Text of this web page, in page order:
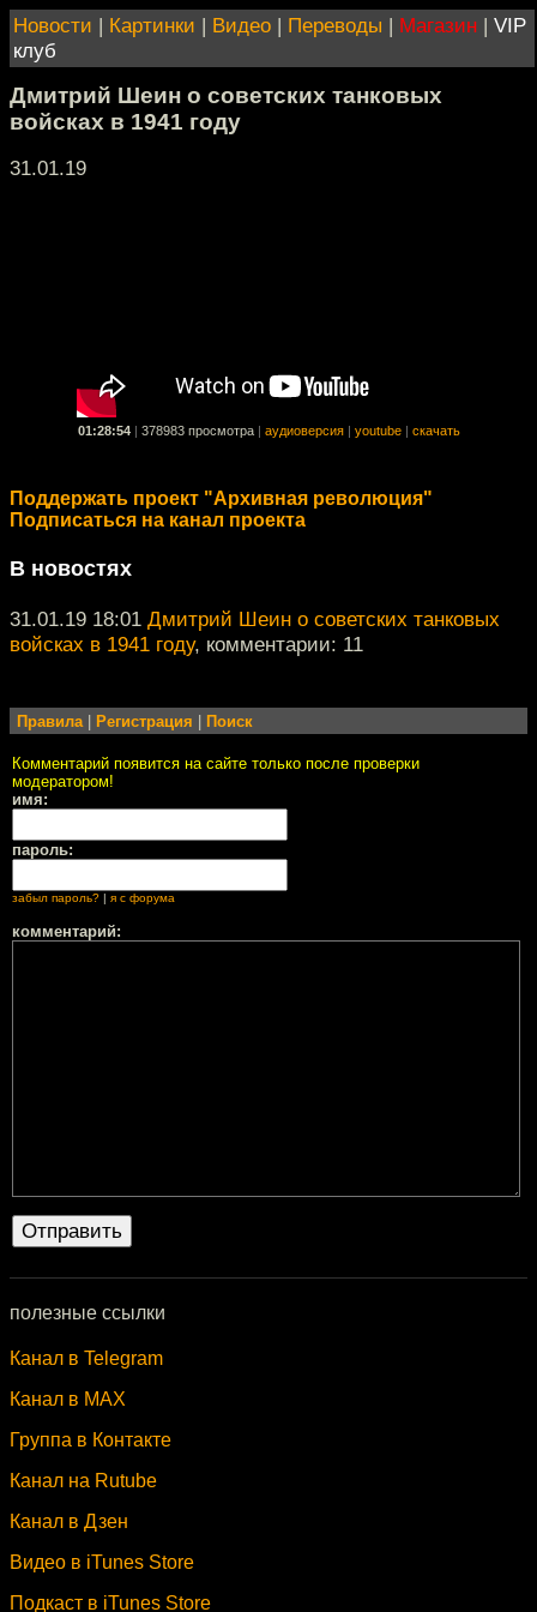
Новости | Картинки | Видео | Переводы | Магазин | VIP
клуб
Дмитрий Шеин о советских танковых
войсках в 1941 году
31.01.19
01:28:54 378983 просмотра аудиоверсия youtube скачать
Поддержать проект "Архивная революция"
Подписаться на канал проекта
В новостях
31.01.19 18:01 Дмитрий Шеин о советских танковых
войсках в 1941 году, комментарии: 11
Правила| Регистрация Поиск
Комментарий появится на сайте только после проверки
модератором!
имя:
пароль:
забыл пароль? я с форума
комментарий:
полезные ссылки
Канал в Telegram
Канал в MAX
Группа в Контакте
Канал на Rutube
Канал в Дзен
Видео в iTunes Store
Подкаст в iTunes Store